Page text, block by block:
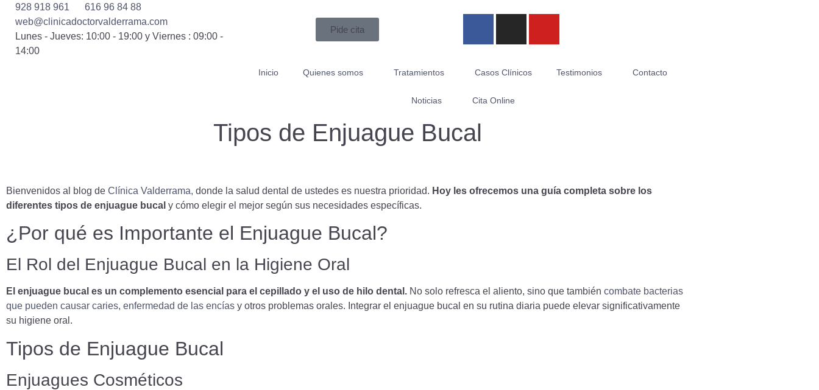
928 918 961
616 96 84 88
web@clinicadoctorvalderrama.com
Lunes - Jueves: 10:00 - 19:00 y Viernes : 09:00 -
14:00
Pide cita
Inicio Quienes somos Tratamientos Casos Clínicos Testimonios Contacto
Noticias Cita Online
Tipos de Enjuague Bucal
Bienvenidos al blog de Clínica Valderrama, donde la salud dental de ustedes es nuestra prioridad. Hoy les ofrecemos una guía completa sobre los
diferentes tipos de enjuague bucal y cómo elegir el mejor según sus necesidades específicas.
¿Por qué es Importante el Enjuague Bucal?
El Rol del Enjuague Bucal en la Higiene Oral
El enjuague bucal es un complemento esencial para el cepillado y el uso de hilo dental. No solo refresca el aliento, sino que también combate bacterias
que pueden causar caries, enfermedad de las encías y otros problemas orales. Integrar el enjuague bucal en su rutina diaria puede elevar significativamente
su higiene oral.
Tipos de Enjuague Bucal
Enjuagues Cosméticos